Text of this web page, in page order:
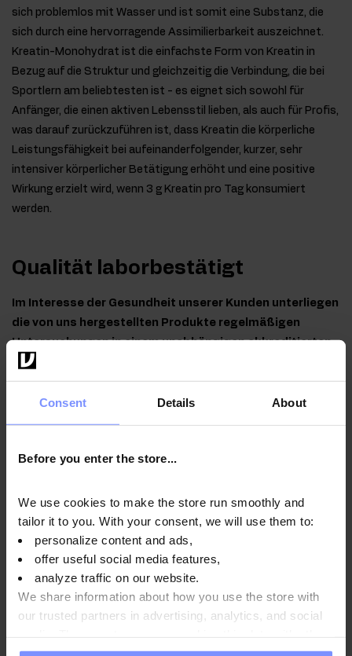
Consent Details About
Before you enter the store...
We use cookies to make the store run smoothly and
tailor it to you. With your consent, we will use them to:
personalize content and ads,
offer useful social media features,
analyze traffic on our website.
We share information about how you use the store with
our trusted partners in advertising, analytics, and social
information you have provided to them or that they have
sich problemlos mit Wasser und ist somit eine Substanz, die
sich durch eine hervorragende Assimilierbarkeit auszeichnet.
Kreatin-Monohydrat ist die einfachste Form von Kreatin in
Bezug auf die Struktur und gleichzeitig die Verbindung, die bei
Sportlern am beliebtesten ist - es eignet sich sowohl für
Anfänger, die einen aktiven Lebensstil lieben, als auch für Profis,
was darauf zurückzuführen ist, dass Kreatin die körperliche
Leistungsfähigkeit bei aufeinanderfolgender, kurzer, sehr
intensiver körperlicher Betätigung erhöht und eine positive
Wirkung erzielt wird, wenn 3 g Kreatin pro Tag konsumiert
werden.
Qualität laborbestätigt
Im Interesse der Gesundheit unserer Kunden unterliegen
die von uns hergestellten Produkte regelmäßigen
Untersuchungen in einem unabhängigen akkreditierten
Labor, um höchste Qualität zu gewährleisten und
aufrechtzuerhalten.
analyse 07.07.2026
OstroVit Creatine Monohydrate - Mikrobiologische
analyse 23.03.2026
OstroVit Kreatin-Monohydrat - Bestimmung des
schwermetallgehalts 19.03.2026
OstroVit Kreatin-Monohydrat - Bestimmung des